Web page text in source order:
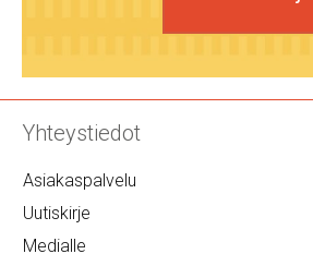
Yhteystiedot
Asiakaspalvelu
Uutiskirje
Medialle